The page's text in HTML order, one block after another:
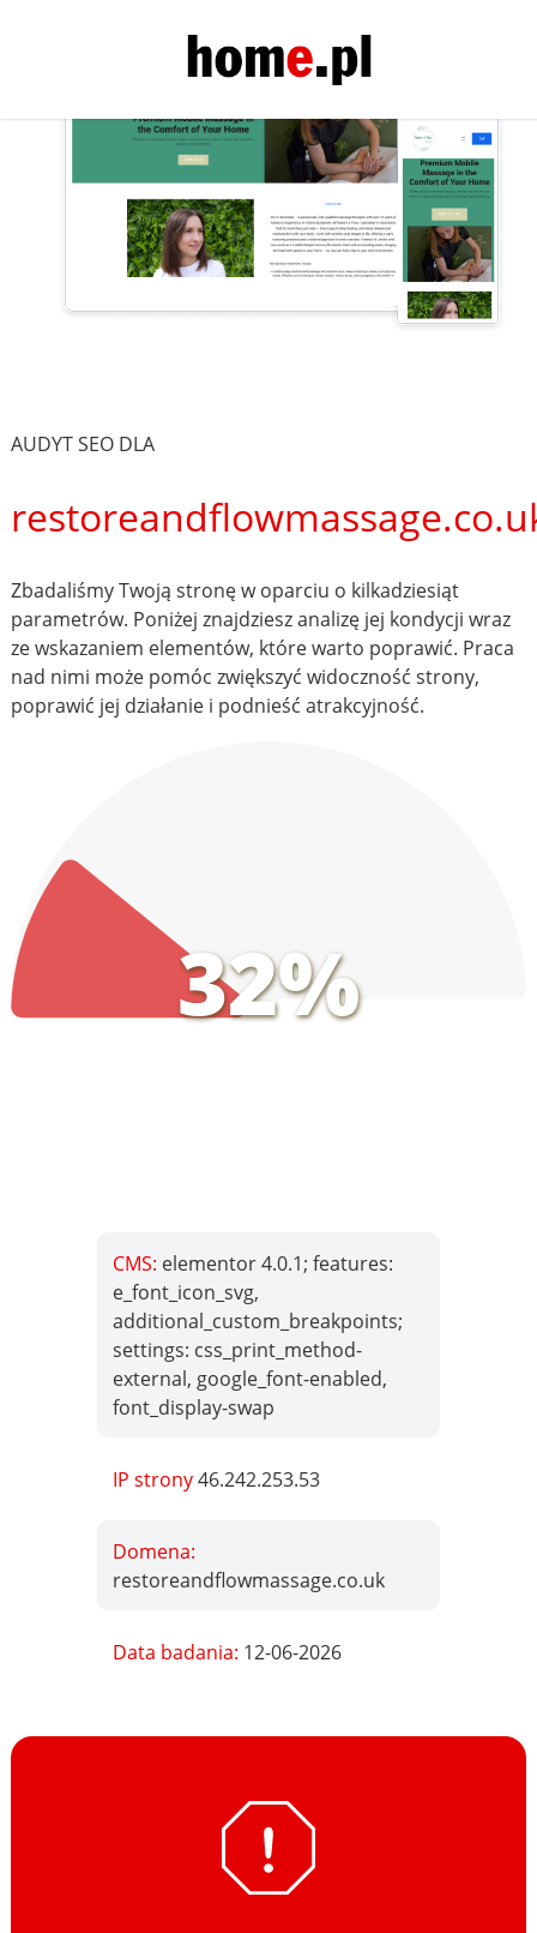
AUDYT SEO DLA
Zbadaliśmy Twoją stronę w oparciu o kilkadziesiąt
parametrów. Poniżej znajdziesz analizę jej kondycji wraz
ze wskazaniem elementów, które warto poprawić. Praca
nad nimi może pomóc zwiększyć widoczność strony,
poprawić jej działanie i podnieść atrakcyjność.
32%
CMS: elementor 4.0.1; features:
e_font_icon_svg,
additional_custom_breakpoints;
settings: css_print_method-
external, google_font-enabled,
font_display-swap
IP strony46.242.253.53
Domena:
restoreandflowmassage.co.uk
Data badania: 12-06-2026